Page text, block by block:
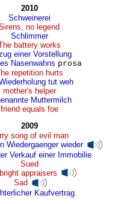
2010
Schweinerei
no legend
Schlimmer
battery works
einer Vorstellung
Nasenwahns prosa
repetition hurts
tut weh
mother's helper
Muttermilch
friend equals foe
2009
song of evil man
Wiedergaenger wieder
Verkauf einer Immobilie
Sued
appraisers
Sad
Kaufvertrag